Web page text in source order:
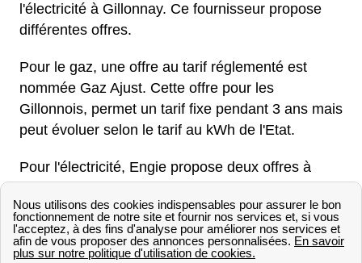
l'électricité à Gillonnay. Ce fournisseur propose
différentes offres.
Pour le gaz, une offre au tarif réglementé est
nommée Gaz Ajust. Cette offre pour les
Gillonnois, permet un tarif fixe pendant 3 ans mais
peut évoluer selon le tarif au kWh de l'Etat.
Pour l'électricité, Engie propose deux offres à
un tarif fixe au prix du marché qui peut baisser
selon le prix du kWh. La seconde pour le 38260
(Isère)